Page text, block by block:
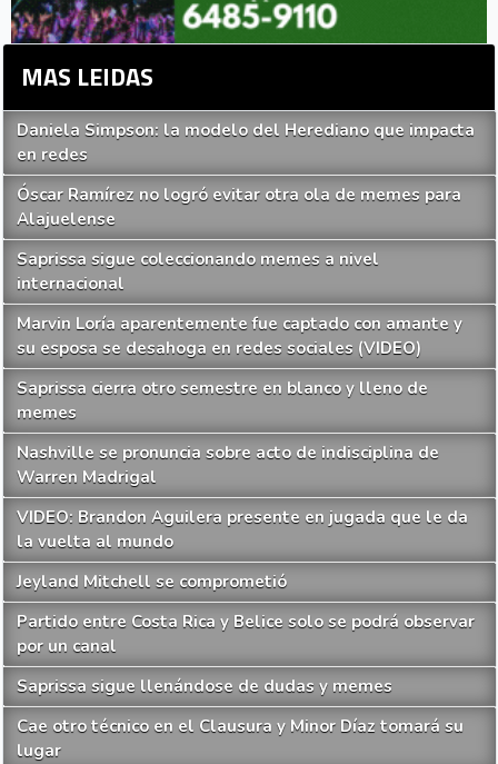
MAS LEIDAS
Daniela Simpson: la modelo del Herediano que impacta
en redes
Óscar Ramírez no logró evitar otra ola de memes para
Alajuelense
Saprissa sigue coleccionando memes a nivel
internacional
Marvin Loría aparentemente fue captado con amante y
su esposa se desahoga en redes sociales (VIDEO)
Saprissa cierra otro semestre en blanco y lleno de
memes
Nashville se pronuncia sobre acto de indisciplina de
Warren Madrigal
VIDEO: Brandon Aguilera presente en jugada que le da
la vuelta al mundo
Jeyland Mitchell se comprometió
Partido entre Costa Rica y Belice solo se podrá observar
por un canal
Saprissa sigue llenándose de dudas y memes
Cae otro técnico en el Clausura y Minor Díaz tomará su
lugar